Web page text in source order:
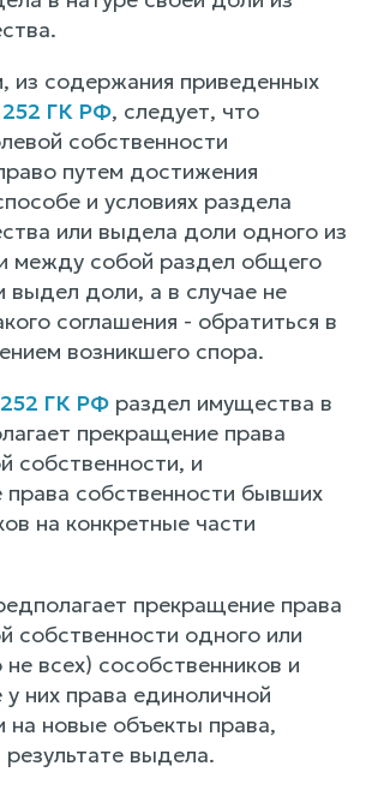
из содержания приведенных
252 ГК РФ, следует, что
собственности
путем достижения
и условиях раздела
или выдела доли одного из
между собой раздел общего
выдел доли, а в случае не
соглашения - обратиться в
возникшего спора.
252 ГК РФ раздел имущества в
прекращение права
собственности, и
права собственности бывших
на конкретные части
прекращение права
собственности одного или
не всех) сособственников и
у них права единоличной
на новые объекты права,
выдела.